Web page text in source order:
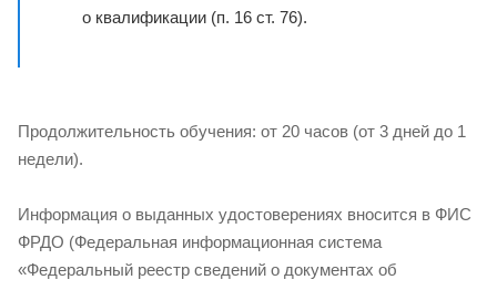
о квалификации (п. 16 ст. 76).
Продолжительность обучения: от 20 часов (от 3 дней до 1
недели).
Информация о выданных удостоверениях вносится в ФИС
ФРДО (Федеральная информационная система
«Федеральный реестр сведений о документах об